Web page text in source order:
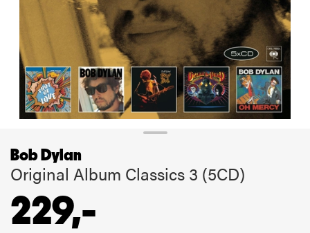
Bob Dylan
Original Album Classics 3 (5CD)
229,-